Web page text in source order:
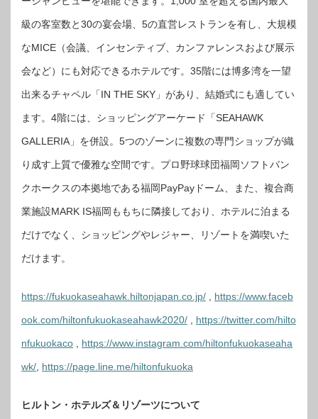
級の客室数と30の宴会場、5の直営レストランを有し、大規模
なMICE（会議、インセンティブ、カンファレンスおよび展示
会など）にも対応できるホテルです。35階には博多湾を一望
出来るチャペル「IN THE SKY」があり、結婚式にも適してい
ます。4階には、ショッピングアーケード「SEAHAWK
GALLERIA」を併設。5つのゾーンに複数の専門ショップが織
り成す上質で優雅な空間です。プロ野球球団福岡ソフトバン
クホークスの本拠地である福岡PayPayドーム、また、複合商
業施設MARK IS福岡ももちに隣接しており、ホテルに泊まる
だけでなく、ショッピングやレジャー、リゾートを満喫いた
だけます。
https://fukuokaseahawk.hiltonjapan.co.jp/ https://www.faceb
ook.com/hiltonfukuokaseahawk2020/ https://twitter.com/hilto
nfukuokaco https://www.instagram.com/hiltonfukuokaseaha
wk/ https://page.line.me/hiltonfukuoka
ヒルトン・ホテルズ＆リゾーツについて